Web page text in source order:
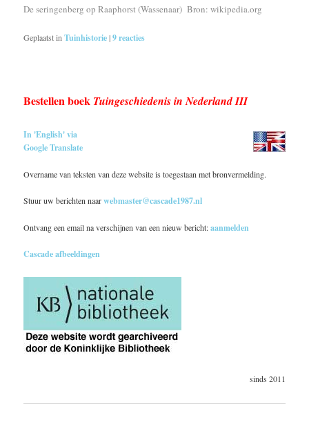
De seringenberg op Raaphorst (Wassenaar) Bron: wikipedia.org
Geplaatst in Tuinhistorie|9reacties
Bestellen boek Tuingeschiedenis in Nederland III
In 'English' via
Google Translate
Overname van teksten van deze website is toegestaan met bronvermelding.
Stuur uw berichten naarwebmaster@cascade1987.nl
Ontvang een email na verschijnen van een nieuw bericht:aanmelden
Cascade afbeeldingen
sinds 2011